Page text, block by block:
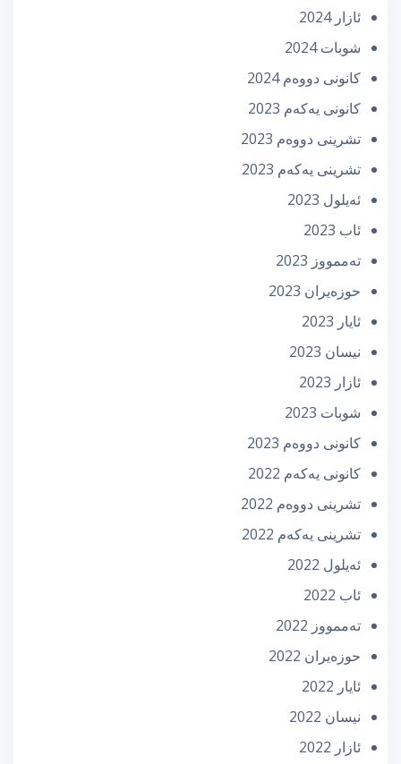
ئازار 2024
شوبات 2024
كانونی دووه‌م 2024
كانونی یه‌كه‌م 2023
تشرینی دووه‌م 2023
تشرینی یه‌كه‌م 2023
ئه‌یلول 2023
ئاب 2023
تەممووز 2023
حوزه‌یران 2023
ئایار 2023
نیسان 2023
ئازار 2023
شوبات 2023
كانونی دووه‌م 2023
كانونی یه‌كه‌م 2022
تشرینی دووه‌م 2022
تشرینی یه‌كه‌م 2022
ئه‌یلول 2022
ئاب 2022
تەممووز 2022
حوزه‌یران 2022
ئایار 2022
نیسان 2022
ئازار 2022